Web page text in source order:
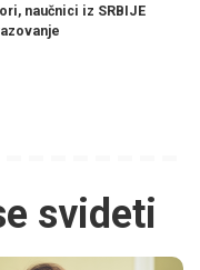
naučnici iz SRBIJE
svideti